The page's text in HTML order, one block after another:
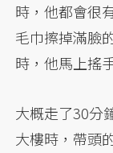
時，他都會很
毛巾擦掉滿臉
時，他馬上搖
大概走了30分
大樓時，帶頭